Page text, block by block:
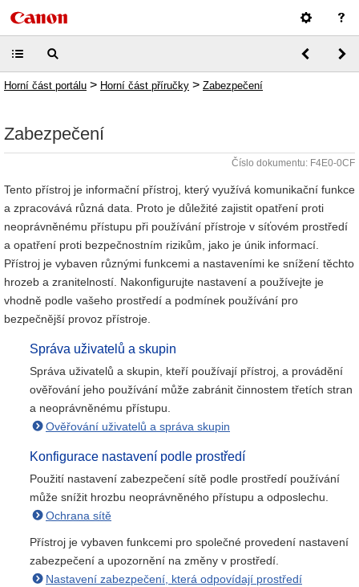
Horní část portálu > Horní část příručky > Zabezpečení
Zabezpečení
Číslo dokumentu: F4E0-0CF
Tento přístroj je informační přístroj, který využívá komunikační funkce
a zpracovává různá data. Proto je důležité zajistit opatření proti
neoprávněnému přístupu při používání přístroje v síťovém prostředí
a opatření proti bezpečnostním rizikům, jako je únik informací.
Přístroj je vybaven různými funkcemi a nastaveními ke snížení těchto
hrozeb a zranitelností. Nakonfigurujte nastavení a používejte je
vhodně podle vašeho prostředí a podmínek používání pro
bezpečnější provoz přístroje.
Správa uživatelů a skupin
Správa uživatelů a skupin, kteří používají přístroj, a provádění
ověřování jeho používání může zabránit činnostem třetích stran
a neoprávněnému přístupu.
Ověřování uživatelů a správa skupin
Konfigurace nastavení podle prostředí
Použití nastavení zabezpečení sítě podle prostředí používání
může snížit hrozbu neoprávněného přístupu a odposlechu.
Ochrana sítě
Přístroj je vybaven funkcemi pro společné provedení nastavení
zabezpečení a upozornění na změny v prostředí.
Nastavení zabezpečení, která odpovídají prostředí